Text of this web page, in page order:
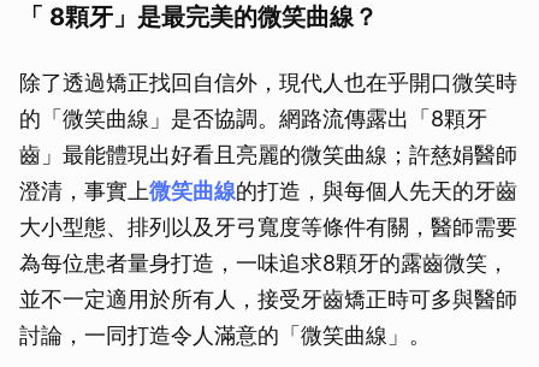
「 8顆牙」是最完美的微笑曲線？
除了透過矯正找回自信外，現代人也在乎開口微笑時
的「微笑曲線」是否協調。網路流傳露出「8顆牙
齒」最能體現出好看且亮麗的微笑曲線；許慈娟醫師
澄清，事實上微笑曲線的打造，與每個人先天的牙齒
大小型態、排列以及牙弓寬度等條件有關，醫師需要
為每位患者量身打造，一味追求8顆牙的露齒微笑，
並不一定適用於所有人，接受牙齒矯正時可多與醫師
討論，一同打造令人滿意的「微笑曲線」。